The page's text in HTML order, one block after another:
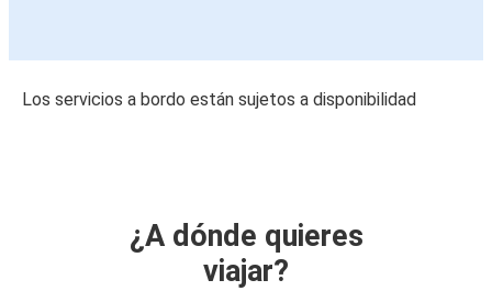
Los servicios a bordo están sujetos a disponibilidad
¿A dónde quieres
viajar?